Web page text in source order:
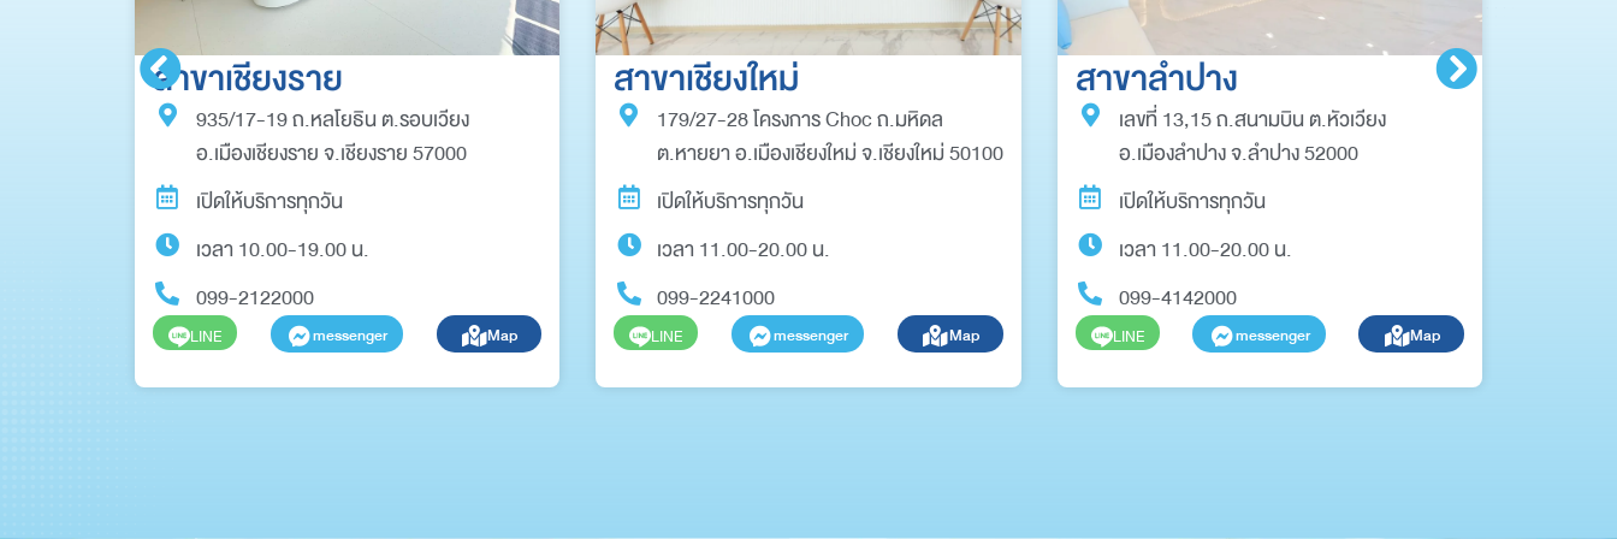
สาขาเชียงราย
935/17-19 ถ.หลโยธิน ต.รอบเวียง
อ.เมืองเชียงราย จ.เชียงราย 57000
เปิดให้บริการทุกวัน
เวลา 10.00-19.00 น.
099-2122000
LINE messenger Map
สาขาเชียงใหม่
179/27-28 โครงการ Choc ถ.มหิดล
ต.หายยา อ.เมืองเชียงใหม่ จ.เชียงใหม่ 50100
เปิดให้บริการทุกวัน
เวลา 11.00-20.00 น.
099-2241000
LINE messenger Map
สาขาลำปาง
เลขที่ 13,15 ถ.สนามบิน ต.หัวเวียง
อ.เมืองลำปาง จ.ลำปาง 52000
เปิดให้บริการทุกวัน
เวลา 11.00-20.00 น.
099-4142000
LINE messenger Map